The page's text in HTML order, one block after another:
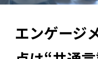
エンゲージ